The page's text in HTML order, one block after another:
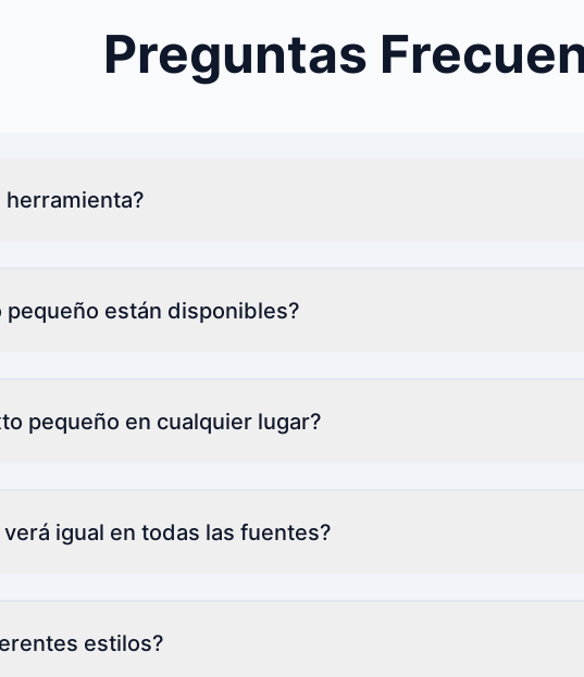
Preguntas
herramienta?
están disponibles?
pequeño en cualquier lugar?
igual en todas las fuentes?
estilos?